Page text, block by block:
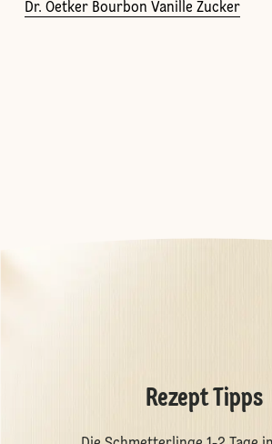
Dr. Oetker Bourbon Vanille Zucker
Rezept Tipps